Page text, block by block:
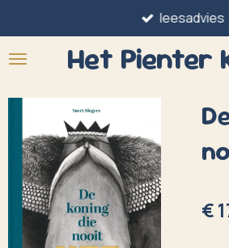
direct
naar
hoofdinhoud
Het Pienter
leesadvies
€